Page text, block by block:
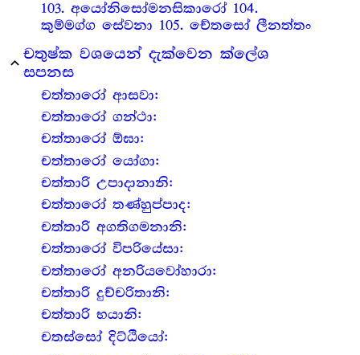
103. අයෝනිසෝමනසිකාරෝ 104.
කුම්මග්ග සේවනා 105. චේතසෝ ලීනත්තං
expand_less
චතුෂ්ක වශයෙන් දැක්වෙන ක්ලේශ
සපනස
චත්තාරෝ ආසවා:
චත්තාරෝ ගන්ථා:
චත්තාරෝ ඕඝා:
චත්තාරෝ යෝගා:
චත්තාරි උපාදානානි:
චත්තාරෝ තණ්හුප්පාද:
චත්තාරි අගතිගමනානි:
චත්තාරෝ විපරියේසා:
චත්තාරෝ අනරියවෝහාරා:
චත්තාරි දුච්චරිතානි:
චත්තාරි භයානි:
චතස්සෝ දිට්ඨියෝ: